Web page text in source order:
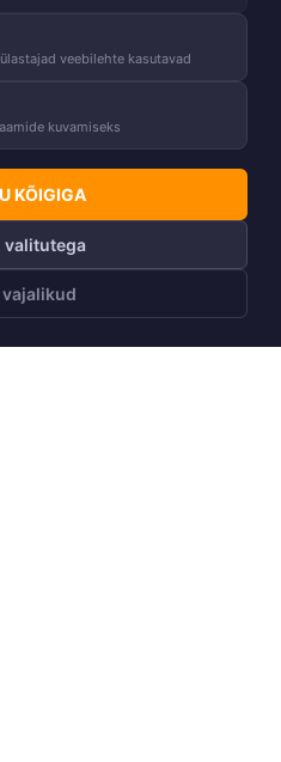
veebilehte kasutavad
kuvamiseks
KÕIGIGA
valitutega